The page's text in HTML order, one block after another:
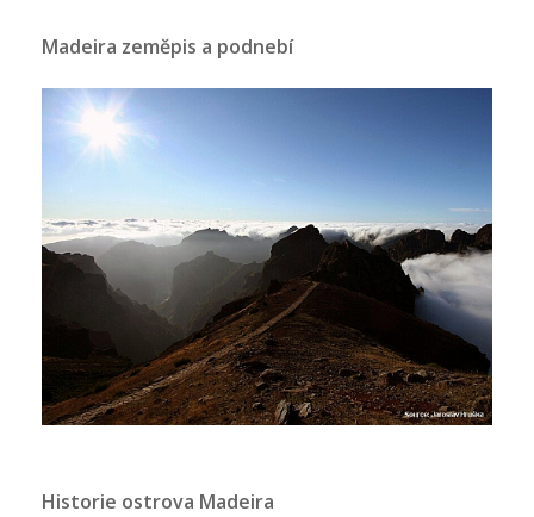
Madeira zeměpis a podnebí
Historie ostrova Madeira